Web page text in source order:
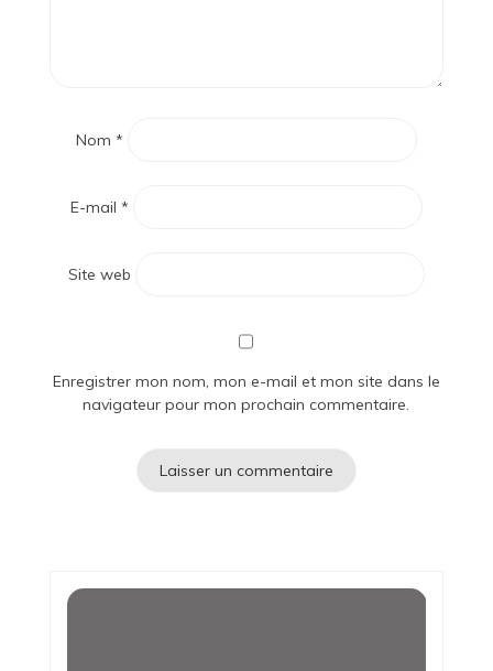
Nom *
E-mail *
Site web
Enregistrer mon nom, mon e-mail et mon site dans le
navigateur pour mon prochain commentaire.